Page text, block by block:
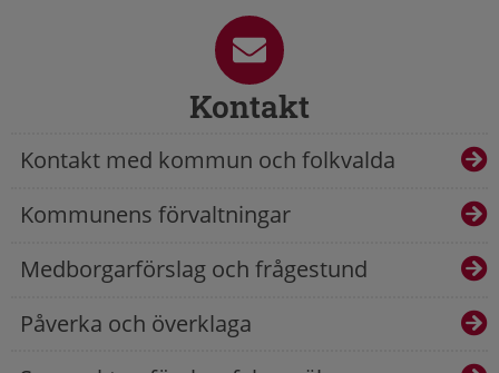
Kontakt
Kontakt med kommun och folkvalda
Kommunens förvaltningar
Medborgarförslag och frågestund
Påverka och överklaga